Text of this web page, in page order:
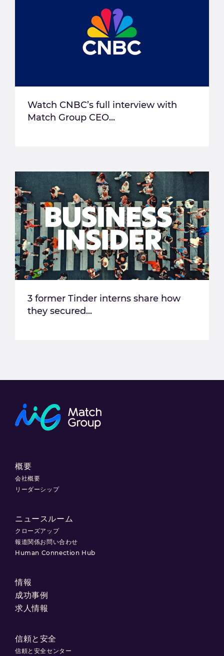
Watch CNBC’s full interview with
Match Group CEO...
3 former Tinder interns share how
they secured...
概要
会社概要
リーダーシップ
ニュースルーム
クローズアップ
報道関係お問い合わせ
Human Connection Hub
情報
成功事例
求人情報
信頼と安全
信頼と安全センター